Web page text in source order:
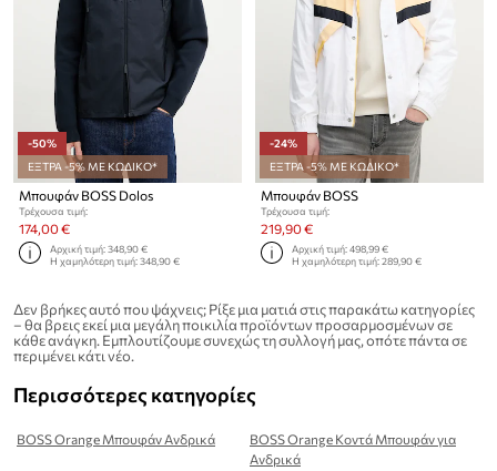
-50%
ΕΞΤΡΑ -5% ΜΕ ΚΩΔΙΚΟ*
Μπουφάν BOSS Dolos
Τρέχουσα τιμή:
174,00 €
Αρχική τιμή:348,90 €
Η χαμηλότερη τιμή:348,90 €
-24%
ΕΞΤΡΑ -5% ΜΕ ΚΩΔΙΚΟ*
Μπουφάν BOSS
Τρέχουσα τιμή:
219,90 €
Αρχική τιμή:498,99 €
Η χαμηλότερη τιμή:289,90 €
Δεν βρήκες αυτό που ψάχνεις; Ρίξε μια ματιά στις παρακάτω κατηγορίες
– θα βρεις εκεί μια μεγάλη ποικιλία προϊόντων προσαρμοσμένων σε
κάθε ανάγκη. Εμπλουτίζουμε συνεχώς τη συλλογή μας, οπότε πάντα σε
περιμένει κάτι νέο.
Περισσότερες κατηγορίες
BOSS Orange Μπουφάν Ανδρικά
BOSS Orange Κοντά Μπουφάν για
Ανδρικά